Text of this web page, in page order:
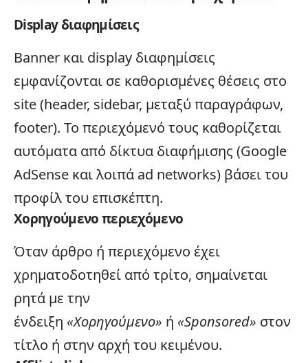
Display διαφημίσεις
Banner και display διαφημίσεις
εμφανίζονται σε καθορισμένες θέσεις στο
site (header, sidebar, μεταξύ παραγράφων,
footer). Το περιεχόμενό τους καθορίζεται
αυτόματα από δίκτυα διαφήμισης (Google
AdSense και λοιπά ad networks) βάσει του
προφίλ του επισκέπτη.
Χορηγούμενο περιεχόμενο
Όταν άρθρο ή περιεχόμενο έχει
χρηματοδοτηθεί από τρίτο, σημαίνεται
ρητά με την
ένδειξη «Χορηγούμενο» ή «Sponsored» στον
τίτλο ή στην αρχή του κειμένου.